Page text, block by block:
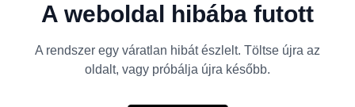
A weboldal hibába futott
A rendszer egy váratlan hibát észlelt. Töltse újra az
oldalt, vagy próbálja újra később.